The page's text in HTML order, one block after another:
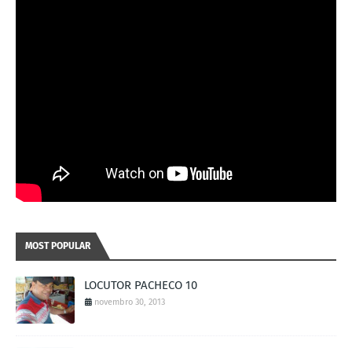
MOST POPULAR
LOCUTOR PACHECO 10
novembro 30, 2013